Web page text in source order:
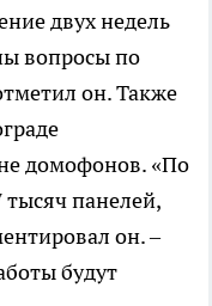
двух недель
вопросы по
он. Также
домофонов. «По
панелей,
он. –
будут